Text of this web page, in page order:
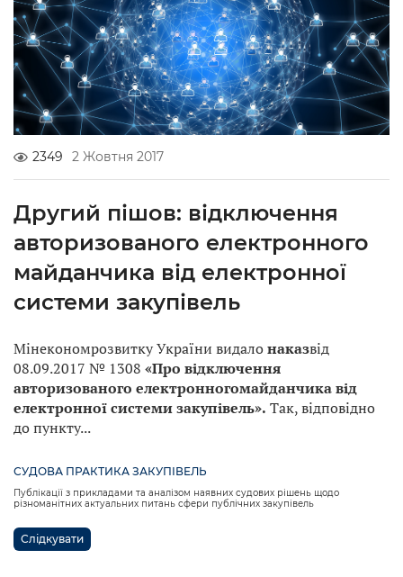
2349 2 Жовтня 2017
Другий пішов: відключення
авторизованого електронного
майданчика від електронної
системи закупівель
Мінекономрозвитку України видалонаказвід
08.09.2017 № 1308 «Про відключення
авторизованого електронногомайданчика від
електронної системи закупівель». Так, відповідно
до пункту...
СУДОВА ПРАКТИКА ЗАКУПІВЕЛЬ
Публікації з прикладами та аналізом наявних судових рішень щодо
різноманітних актуальних питань сфери публічних закупівель
Слідкувати